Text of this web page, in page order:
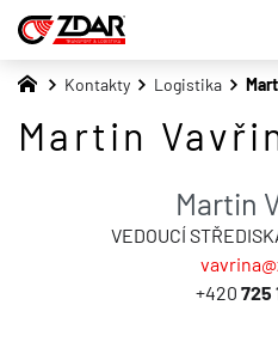
Kontakty Logistika
Martin
Martin
VEDOUCÍ
+420 725